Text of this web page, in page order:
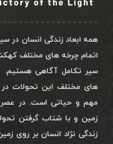
of the Light
همه ابعاد زندگی انسان در
اتمام چرخه های مختلف
سیر تکامل آگاهی هستیم.
های مختلف این تحولات
مهم و حیاتی است. در عصر
زمین و با شتاب گرفتن
زندگی نژاد انسان بر روی